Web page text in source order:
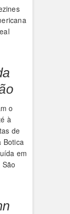
o
à
de
Botica
em